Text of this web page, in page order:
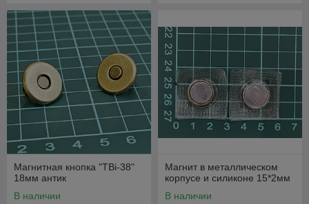
Магнитная кнопка "TBi-38"
18мм антик
В наличии
Магнит в металлическом
корпусе и силиконе 15*2мм
В наличии